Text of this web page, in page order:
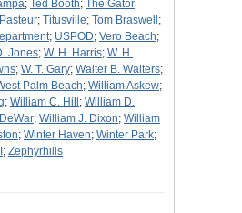
; Ted Booth; The Gator
; Titusville; Tom Braswell ;
; USPOD; Vero Beach;
Jones; W. H. Harris; W. H.
; W. T. Gary; Walter B. Walters;
Palm Beach; William Askew;
; William C. Hill ; William D.
; William J. Dixon; William
; Winter Haven; Winter Park;
; Zephyrhills